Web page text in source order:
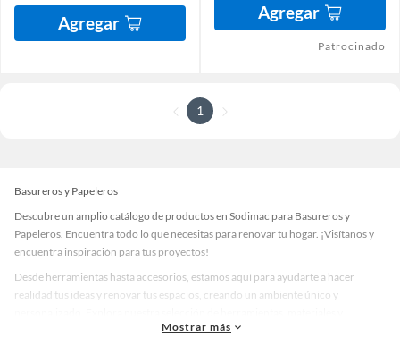
Agregar
Agregar
Patrocinado
1
Basureros y Papeleros
Descubre un amplio catálogo de productos en Sodimac para Basureros y
Papeleros. Encuentra todo lo que necesitas para renovar tu hogar. ¡Visítanos y
encuentra inspiración para tus proyectos!
Desde herramientas hasta accesorios, estamos aquí para ayudarte a hacer
realidad tus ideas y renovar tus espacios, creando un ambiente único y
accesorios de calidad que te ayudarán a crear un espacio más tú.
Mostrar más